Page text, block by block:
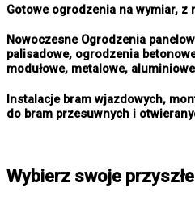
Gotowe ogrodzenia na wymiar, z
Nowoczesne Ogrodzenia
palisadowe, ogrodzenia
modułowe, metalowe,
Instalacje bram wjazdowych,
do bram przesuwnych i
Wybierz swoje